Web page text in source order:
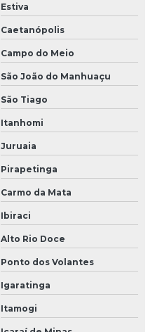
Estiva
Caetanópolis
Campo do Meio
São João do Manhuaçu
São Tiago
Itanhomi
Juruaia
Pirapetinga
Carmo da Mata
Ibiraci
Alto Rio Doce
Ponto dos Volantes
Igaratinga
Itamogi